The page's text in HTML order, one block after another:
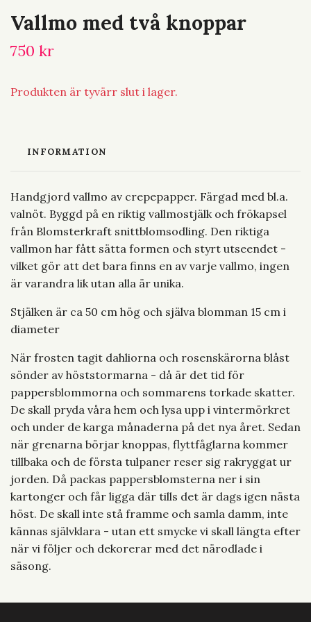
Vallmo med två knoppar
750 kr
Produkten är tyvärr slut i lager.
INFORMATION
Handgjord vallmo av crepepapper. Färgad med bl.a.
valnöt. Byggd på en riktig vallmostjälk och frökapsel
från Blomsterkraft snittblomsodling. Den riktiga
vallmon har fått sätta formen och styrt utseendet -
vilket gör att det bara finns en av varje vallmo, ingen
är varandra lik utan alla är unika.
Stjälken är ca 50 cm hög och själva blomman 15 cm i
diameter
När frosten tagit dahliorna och rosenskärorna blåst
sönder av höststormarna - då är det tid för
pappersblommorna och sommarens torkade skatter.
De skall pryda våra hem och lysa upp i vintermörkret
och under de karga månaderna på det nya året. Sedan
när grenarna börjar knoppas, flyttfåglarna kommer
tillbaka och de första tulpaner reser sig rakryggat ur
jorden. Då packas pappersblomsterna ner i sin
kartonger och får ligga där tills det är dags igen nästa
höst. De skall inte stå framme och samla damm, inte
kännas självklara - utan ett smycke vi skall längta efter
när vi följer och dekorerar med det närodlade i
säsong.